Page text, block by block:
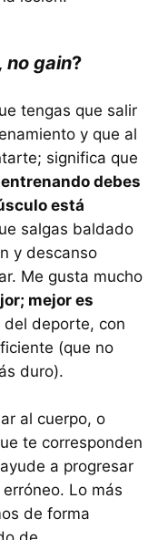
no gain?
tengas que salir
y que al
significa que
debes
está
salgas baldado
y descanso
Me gusta mucho
mejor es
deporte, con
(que no
duro).
al cuerpo, o
te corresponden
a progresar
Lo más
de forma